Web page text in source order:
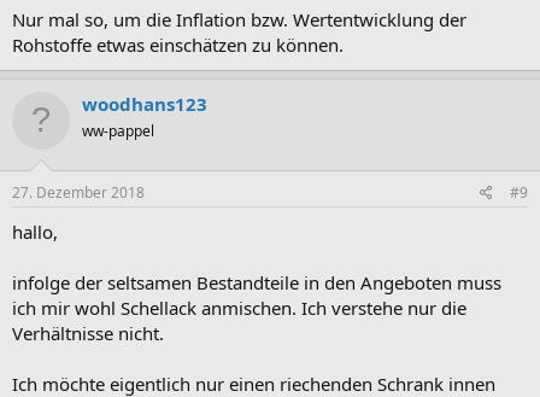
Nur mal so, um die Inflation bzw. Wertentwicklung der
Rohstoffe etwas einschätzen zu können.
woodhans123
ww-pappel
27. Dezember 2018 #9
hallo,
infolge der seltsamen Bestandteile in den Angeboten muss
ich mir wohl Schellack anmischen. Ich verstehe nur die
Verhältnisse nicht.
Ich möchte eigentlich nur einen riechenden Schrank innen